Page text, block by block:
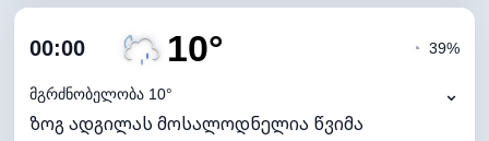
00:00 10°
მგრძნობელობა 10°
◔ 39%
⌄
ზოგ ადგილას მოსალოდნელია წვიმა